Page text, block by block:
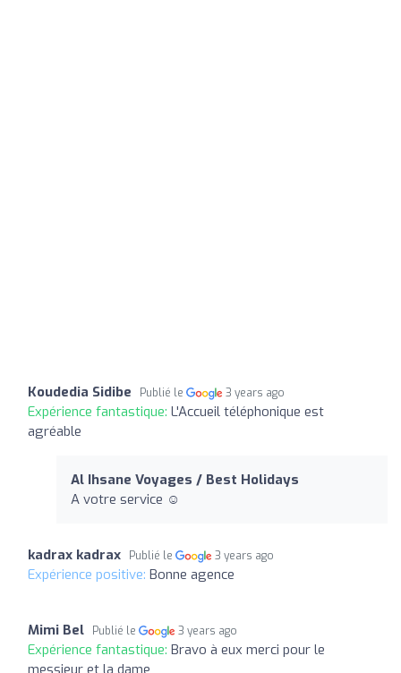
Koudedia Sidibe Publié le 3 years ago
Expérience fantastique: L'Accueil téléphonique est
agréable
Al Ihsane Voyages / Best Holidays
A votre service ☺️
kadrax kadrax Publié le 3 years ago
Expérience positive: Bonne agence
Mimi Bel Publié le 3 years ago
Expérience fantastique: Bravo à eux merci pour le
messieur et la dame